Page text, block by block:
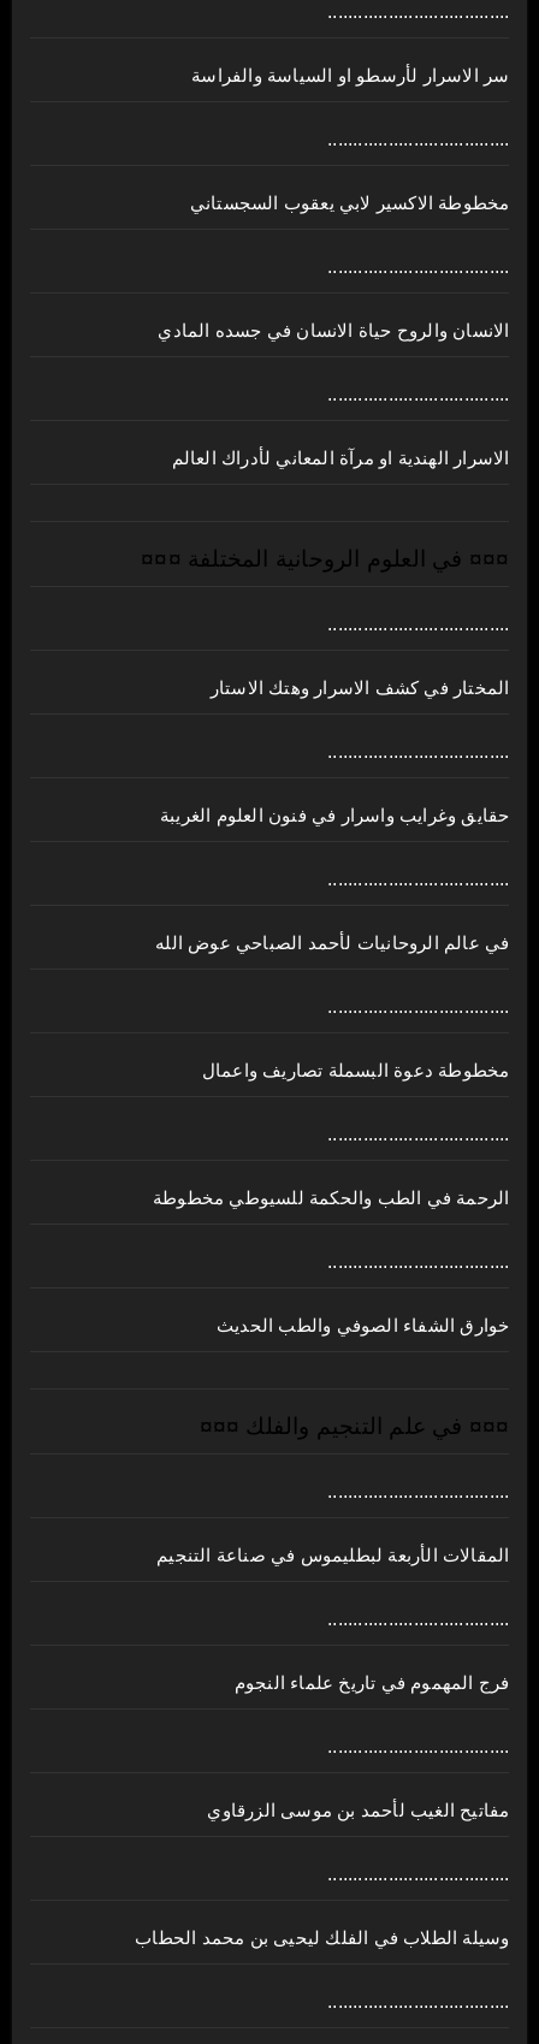
....................................
سر الاسرار لأرسطو او السياسة والفراسة
....................................
مخطوطة الاكسير لابي يعقوب السجستاني
....................................
الانسان والروح حياة الانسان في جسده المادي
....................................
الاسرار الهندية او مرآة المعاني لأدراك العالم
¤¤¤ في العلوم الروحانية المختلفة ¤¤¤
....................................
المختار في كشف الاسرار وهتك الاستار
....................................
حقايق وغرايب واسرار في فنون العلوم الغريبة
....................................
في عالم الروحانيات لأحمد الصباحي عوض الله
....................................
مخطوطة دعوة البسملة تصاريف واعمال
....................................
الرحمة في الطب والحكمة للسيوطي مخطوطة
....................................
خوارق الشفاء الصوفي والطب الحديث
¤¤¤ في علم التنجيم والفلك ¤¤¤
....................................
المقالات الأربعة لبطليموس في صناعة التنجيم
....................................
فرج المهموم في تاريخ علماء النجوم
....................................
مفاتيح الغيب لأحمد بن موسى الزرقاوي
....................................
وسيلة الطلاب في الفلك ليحيى بن محمد الحطاب
....................................